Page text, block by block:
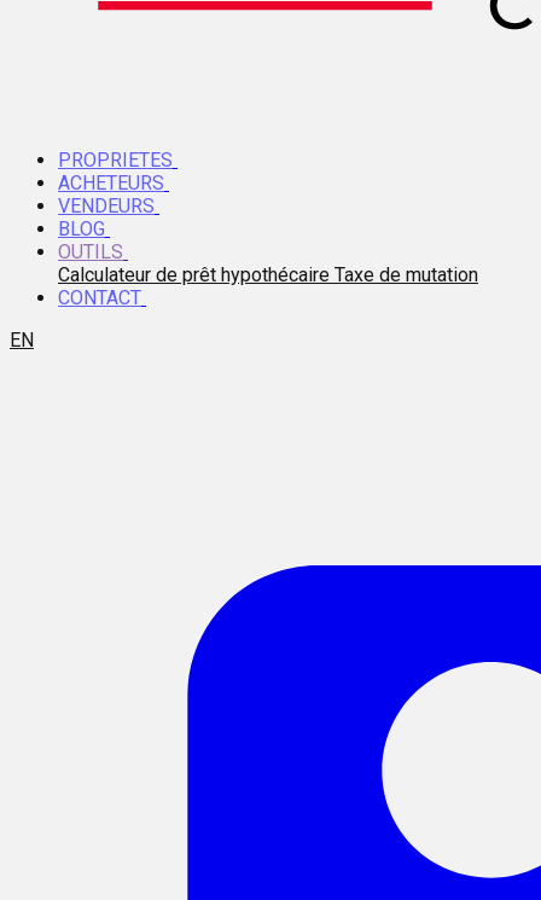
PROPRIETES
ACHETEURS
VENDEURS
BLOG
OUTILS
Calculateur de prêt hypothécaire Taxe de mutation
CONTACT
EN